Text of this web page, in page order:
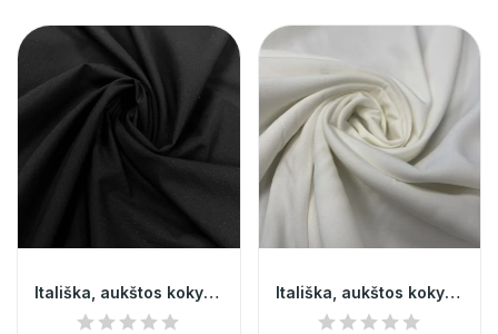
Itališka, aukštos kokybės juodos spalvos... Itališka, aukštos kokybės grublėta pieno...